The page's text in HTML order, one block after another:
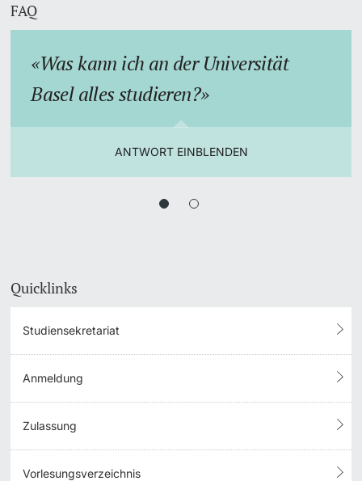
FAQ
Was kann ich an der Universität
Basel alles studieren?
ANTWORT EINBLENDEN
Quicklinks
Studiensekretariat
Anmeldung
Zulassung
Vorlesungsverzeichnis